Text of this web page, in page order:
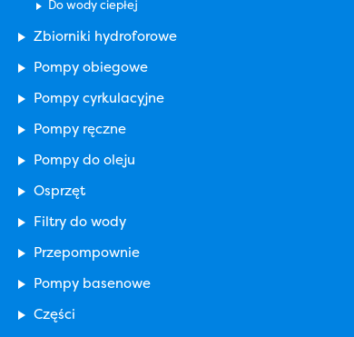
Do wody ciepłej
Zbiorniki hydroforowe
Pompy obiegowe
Pompy cyrkulacyjne
Pompy ręczne
Pompy do oleju
Osprzęt
Filtry do wody
Przepompownie
Pompy basenowe
Części